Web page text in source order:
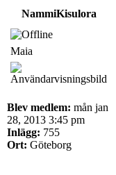
NammiKisulora
Maia
Blev medlem: mån jan
28, 2013 3:45 pm
Inlägg: 755
Ort: Göteborg